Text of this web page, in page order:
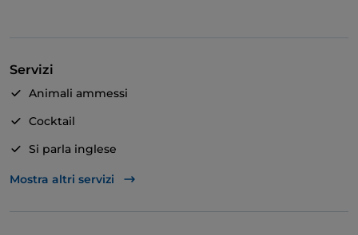
Servizi
Animali ammessi
Cocktail
Si parla inglese
Wi-Fi
Mostra altri servizi